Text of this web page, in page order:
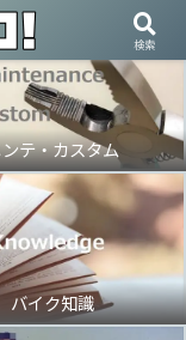
テ・カスタム
バイク知識
検索